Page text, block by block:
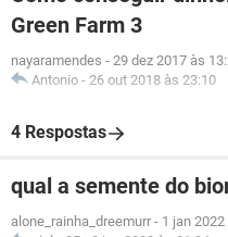
Green Farm 3
nayaramendes - 29 dez 2017 às
Antonio - 26 out 2018 às 23:10
4 Respostas
qual a semente do
alone_rainha_dreemurr - 1 jan